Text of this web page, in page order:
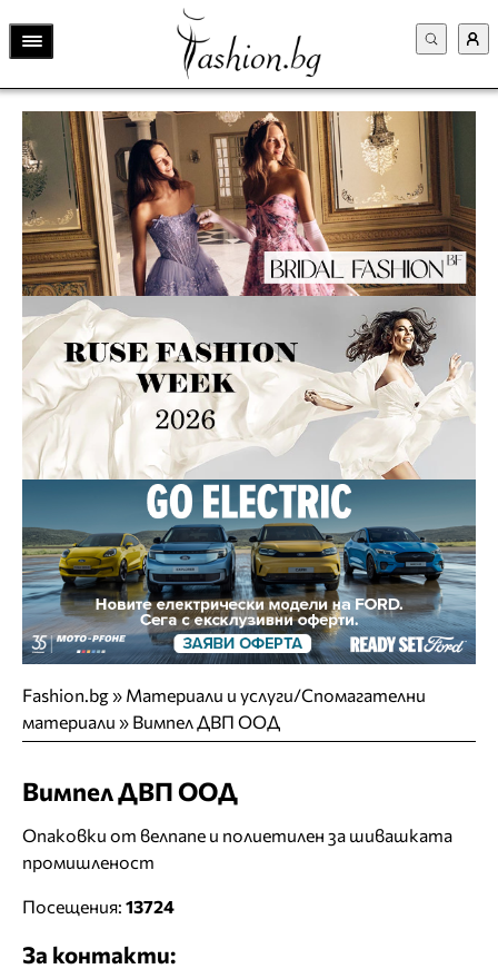
Fashion.bg» Материали и услуги/Спомагателни
материали » Вимпел ДВП ООД
Вимпел ДВП ООД
Опаковки от велпапе и полиетилен за шивашката
промишленост
Посещения: 13724
За контакти: